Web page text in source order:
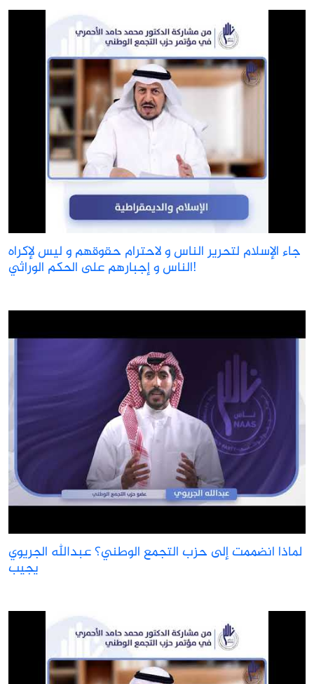
جاء الإسلام لتحرير الناس و لاحترام حقوقهم و ليس لإكراه
الناس و إجبارهم على الحكم الوراثي!
لماذا انضممت إلى حزب التجمع الوطني؟ عبدالله الجريوي
يجيب